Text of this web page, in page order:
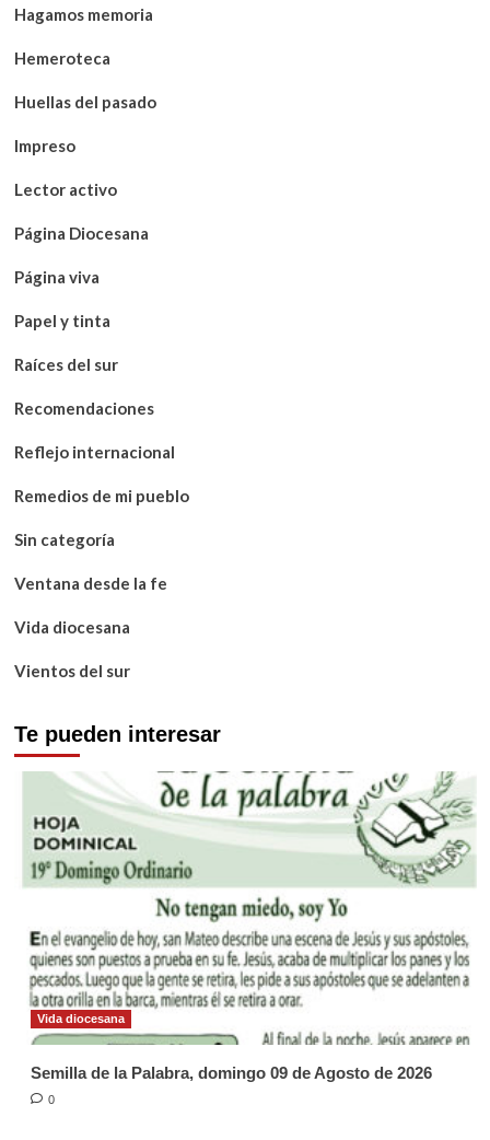
Hagamos memoria
Hemeroteca
Huellas del pasado
Impreso
Lector activo
Página Diocesana
Página viva
Papel y tinta
Raíces del sur
Recomendaciones
Reflejo internacional
Remedios de mi pueblo
Sin categoría
Ventana desde la fe
Vida diocesana
Vientos del sur
Te pueden interesar
Vida diocesana
Semilla de la Palabra, domingo 09 de Agosto de 2026
0